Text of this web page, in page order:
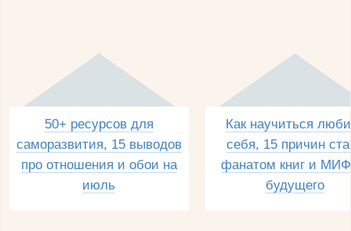
50+ ресурсов для
саморазвития, 15 выводов
про отношения и обои на
июль
Как научиться
себя, 15 причин
фанатом книг и
будущего